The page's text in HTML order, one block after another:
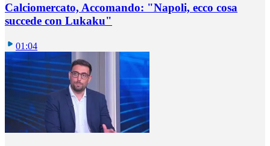
Calciomercato, Accomando: "Napoli, ecco cosa
succede con Lukaku"
01:04